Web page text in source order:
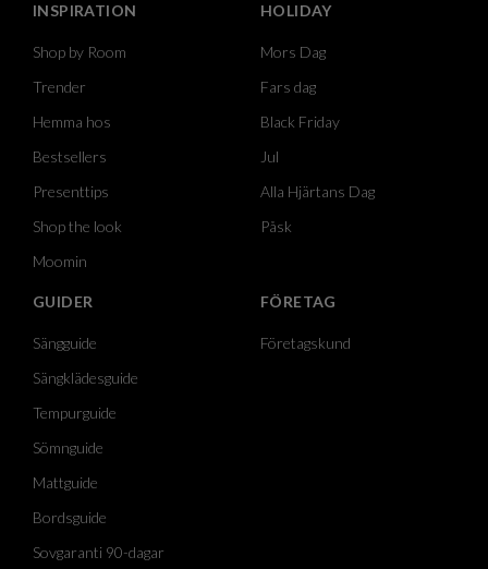
INSPIRATION
Shop by Room
Trender
Hemma hos
Bestsellers
Presenttips
Shop the look
Moomin
HOLIDAY
Mors Dag
Fars dag
Black Friday
Jul
Alla Hjärtans Dag
Påsk
GUIDER
Sängguide
Sängklädesguide
Tempurguide
Sömnguide
Mattguide
Bordsguide
Sovgaranti 90-dagar
FÖRETAG
Företagskund